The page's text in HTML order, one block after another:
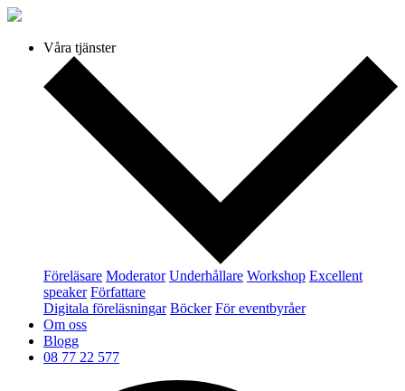
Våra tjänster
Föreläsare Moderator Underhållare Workshop Excellent
speaker Författare
Digitala föreläsningar Böcker För eventbyråer
Om oss
Blogg
08 77 22 577